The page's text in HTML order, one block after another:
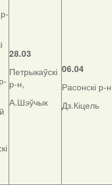
28.03
Петрыкаўскі
р-н,
А.Шэўчык
06.04
Расонскі р-
Дз.Кіцель